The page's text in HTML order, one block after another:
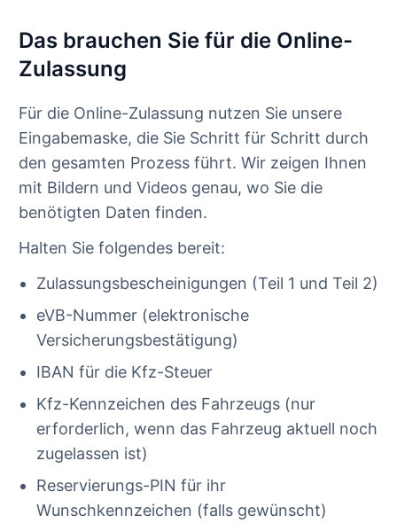
Das brauchen Sie für die Online-
Zulassung
Für die Online-Zulassung nutzen Sie unsere
Eingabemaske, die Sie Schritt für Schritt durch
den gesamten Prozess führt. Wir zeigen Ihnen
mit Bildern und Videos genau, wo Sie die
benötigten Daten finden.
Halten Sie folgendes bereit:
Zulassungsbescheinigungen (Teil 1 und Teil 2)
eVB-Nummer (elektronische
Versicherungsbestätigung)
IBAN für die Kfz-Steuer
Kfz-Kennzeichen des Fahrzeugs (nur
erforderlich, wenn das Fahrzeug aktuell noch
zugelassen ist)
Reservierungs-PIN für ihr
Wunschkennzeichen (falls gewünscht)